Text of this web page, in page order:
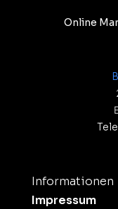
Online
Informationen
Impressum